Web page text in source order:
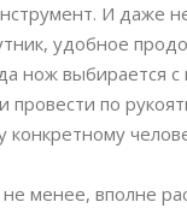
И даже
удобное
нож выбирается
провести по
менее, вполне